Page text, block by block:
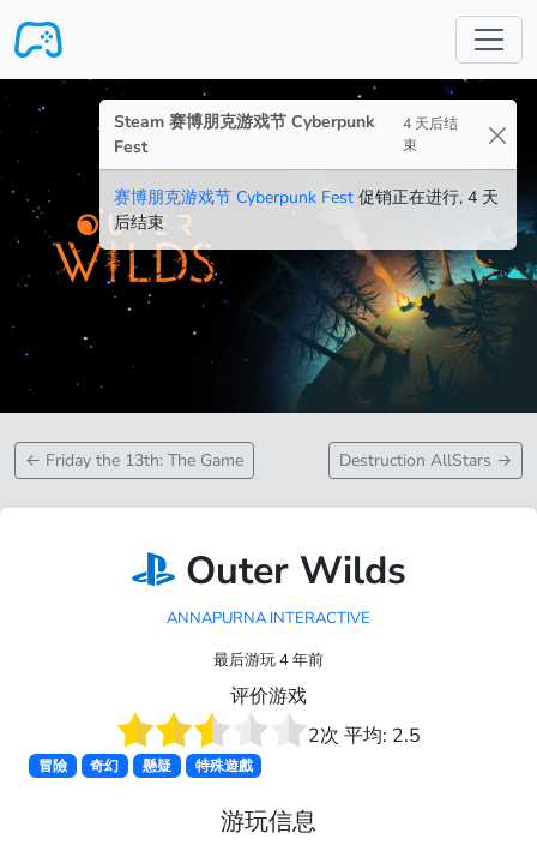
Steam 赛博朋克游戏节 Cyberpunk
Fest
4 天后结
束
赛博朋克游戏节 Cyberpunk Fest 促销正在进行, 4 天
后结束
← Friday the 13th: The Game Destruction AllStars →
Outer Wilds
ANNAPURNA INTERACTIVE
最后游玩 4 年前
评价游戏
2次 平均: 2.5
冒險 奇幻 懸疑 特殊遊戲
游玩信息